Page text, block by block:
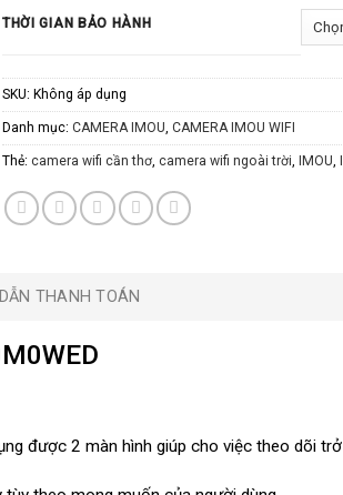
THỜI GIAN BẢO HÀNH
SKU:Không áp dụng
Danh mục:CAMERA IMOU,CAMERA IMOU WIFI
Thẻ:camera wifi cần thơ,camera wifi ngoài trời,IMOU,
THANH TOÁN
được 2 màn hình giúp cho việc theo dõi